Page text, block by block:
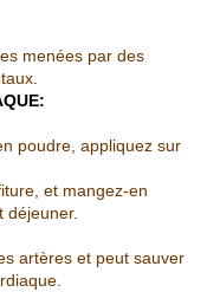
menées par des
poudre, appliquez sur
et mangez-en
déjeuner.
artères et peut sauver